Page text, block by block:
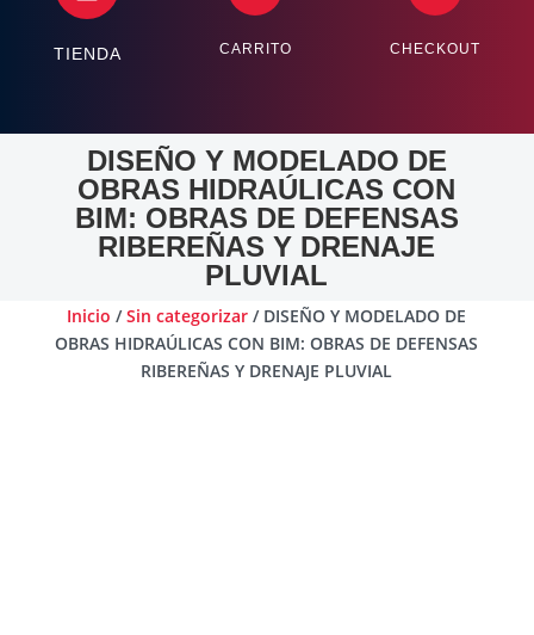
TIENDA CARRITO CHECKOUT
DISEÑO Y MODELADO DE
OBRAS HIDRAÚLICAS CON
BIM: OBRAS DE DEFENSAS
RIBEREÑAS Y DRENAJE
PLUVIAL
Inicio /Sin categorizar / DISEÑO Y MODELADO DE
OBRAS HIDRAÚLICAS CON BIM: OBRAS DE DEFENSAS
RIBEREÑAS Y DRENAJE PLUVIAL